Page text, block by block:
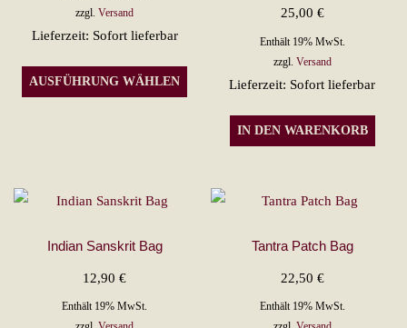
zzgl.Versand
Lieferzeit: Sofort lieferbar
AUSFÜHRUNG WÄHLEN
Produkt
mehrere
25,00 €
Enthält 19% MwSt.
zzgl. Versand
Lieferzeit: Sofort lieferbar
IN DEN WARENKORB
Indian Sanskrit Bag
12,90€
Enthält 19% MwSt.
Tantra Patch Bag
22,50 €
Enthält 19% MwSt.